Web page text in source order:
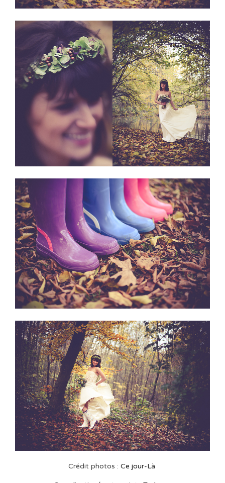
Crédit photos : Ce jour-Là